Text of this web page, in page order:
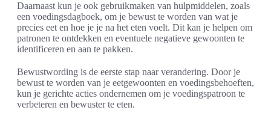
Daarnaast kun je ook gebruikmaken van hulpmiddelen, zoals
een voedingsdagboek, om je bewust te worden van wat je
precies eet en hoe je je na het eten voelt. Dit kan je helpen om
patronen te ontdekken en eventuele negatieve gewoonten te
identificeren en aan te pakken.
Bewustwording is de eerste stap naar verandering. Door je
bewust te worden van je eetgewoonten en voedingsbehoeften,
kun je gerichte acties ondernemen om je voedingspatroon te
verbeteren en bewuster te eten.